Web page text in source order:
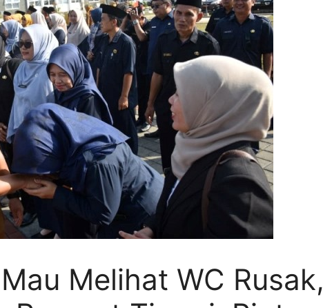
Melihat WC Rusak,